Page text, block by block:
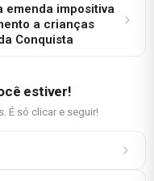
emenda impositiva
a crianças
Conquista
estiver!
É só clicar e seguir!